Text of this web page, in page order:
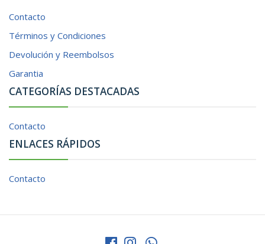
Contacto
Términos y Condiciones
Devolución y Reembolsos
Garantia
CATEGORÍAS DESTACADAS
Contacto
ENLACES RÁPIDOS
Contacto